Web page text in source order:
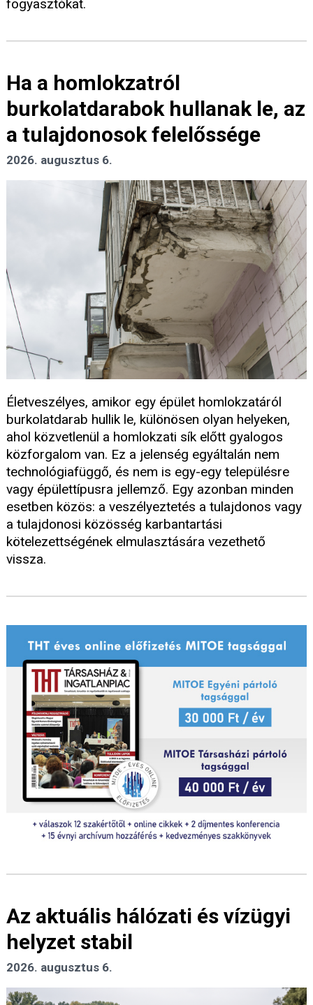
fogyasztókat.
Ha a homlokzatról
burkolatdarabok hullanak le, az
a tulajdonosok felelőssége
2026. augusztus 6.
Életveszélyes, amikor egy épület homlokzatáról
burkolatdarab hullik le, különösen olyan helyeken,
ahol közvetlenül a homlokzati sík előtt gyalogos
közforgalom van. Ez a jelenség egyáltalán nem
technológiafüggő, és nem is egy-egy településre
vagy épülettípusra jellemző. Egy azonban minden
esetben közös: a veszélyeztetés a tulajdonos vagy
a tulajdonosi közösség karbantartási
kötelezettségének elmulasztására vezethető
vissza.
Az aktuális hálózati és vízügyi
helyzet stabil
2026. augusztus 6.